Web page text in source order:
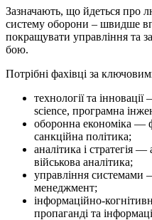
Зазначають, що йдеться про
систему оборони – швидше
покращувати управління та
бою.
Потрібні фахівці за
технології та
science, програмна
оборонна економіка —
санкційна політика;
аналітика і стратегія
військова аналітика;
управління
менеджмент;
інформаційно-
пропаганді та